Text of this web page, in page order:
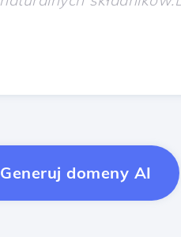
Generuj domeny AI